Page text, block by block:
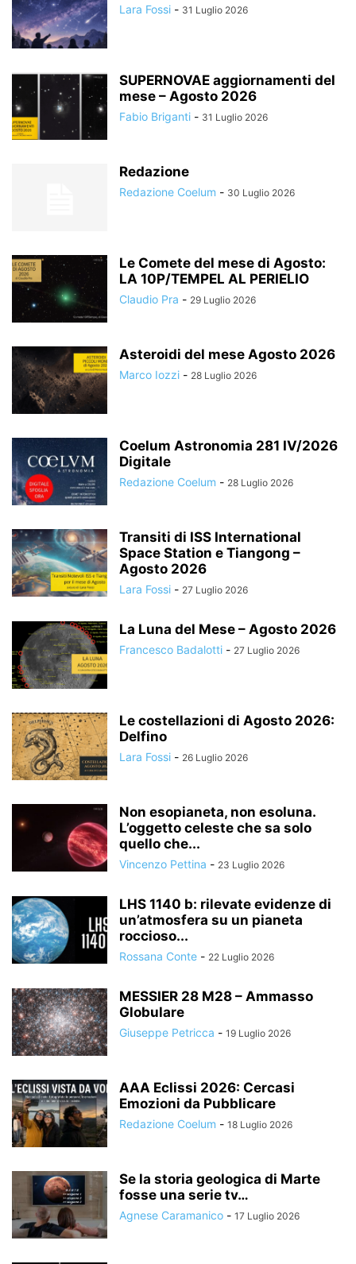
Lara Fossi - 31 Luglio 2026
SUPERNOVAE aggiornamenti del
mese – Agosto 2026
Fabio Briganti - 31 Luglio 2026
Redazione
Redazione Coelum - 30 Luglio 2026
Le Comete del mese di Agosto:
LA 10P/TEMPEL AL PERIELIO
Claudio Pra - 29 Luglio 2026
Asteroidi del mese Agosto 2026
Marco Iozzi - 28 Luglio 2026
Coelum Astronomia 281 IV/2026
Digitale
Redazione Coelum - 28 Luglio 2026
Transiti di ISS International
Space Station e Tiangong –
Agosto 2026
Lara Fossi - 27 Luglio 2026
La Luna del Mese – Agosto 2026
Francesco Badalotti - 27 Luglio 2026
Le costellazioni di Agosto 2026:
Delfino
Lara Fossi - 26 Luglio 2026
Non esopianeta, non esoluna.
L’oggetto celeste che sa solo
quello che...
Vincenzo Pettina - 23 Luglio 2026
LHS 1140 b: rilevate evidenze di
un’atmosfera su un pianeta
roccioso...
Rossana Conte - 22 Luglio 2026
MESSIER 28 M28 – Ammasso
Globulare
Giuseppe Petricca - 19 Luglio 2026
AAA Eclissi 2026: Cercasi
Emozioni da Pubblicare
Redazione Coelum - 18 Luglio 2026
Se la storia geologica di Marte
fosse una serie tv…
Agnese Caramanico - 17 Luglio 2026